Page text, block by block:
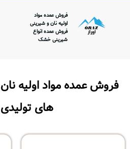
نان و شیرینی
اولیه نان، شیرینی و
های تولیدی اوراز